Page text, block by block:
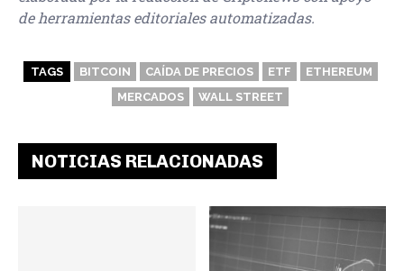
de herramientas editoriales automatizadas.
TAGS BITCOIN CAÍDA DE PRECIOS ETF
ETHEREUM
MERCADOS
WALL STREET
NOTICIAS RELACIONADAS